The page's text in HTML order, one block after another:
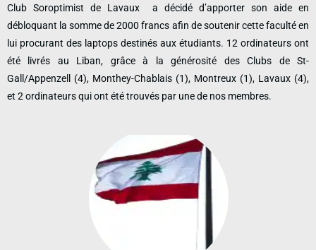
Club Soroptimist de Lavaux a décidé d’apporter son aide en
débloquant la somme de 2000 francs afin de soutenir cette faculté en
lui procurant des laptops destinés aux étudiants. 12 ordinateurs ont
été livrés au Liban, grâce à la générosité des Clubs de St-
Gall/Appenzell (4), Monthey-Chablais (1), Montreux (1), Lavaux (4),
et 2 ordinateurs qui ont été trouvés par une de nos membres.